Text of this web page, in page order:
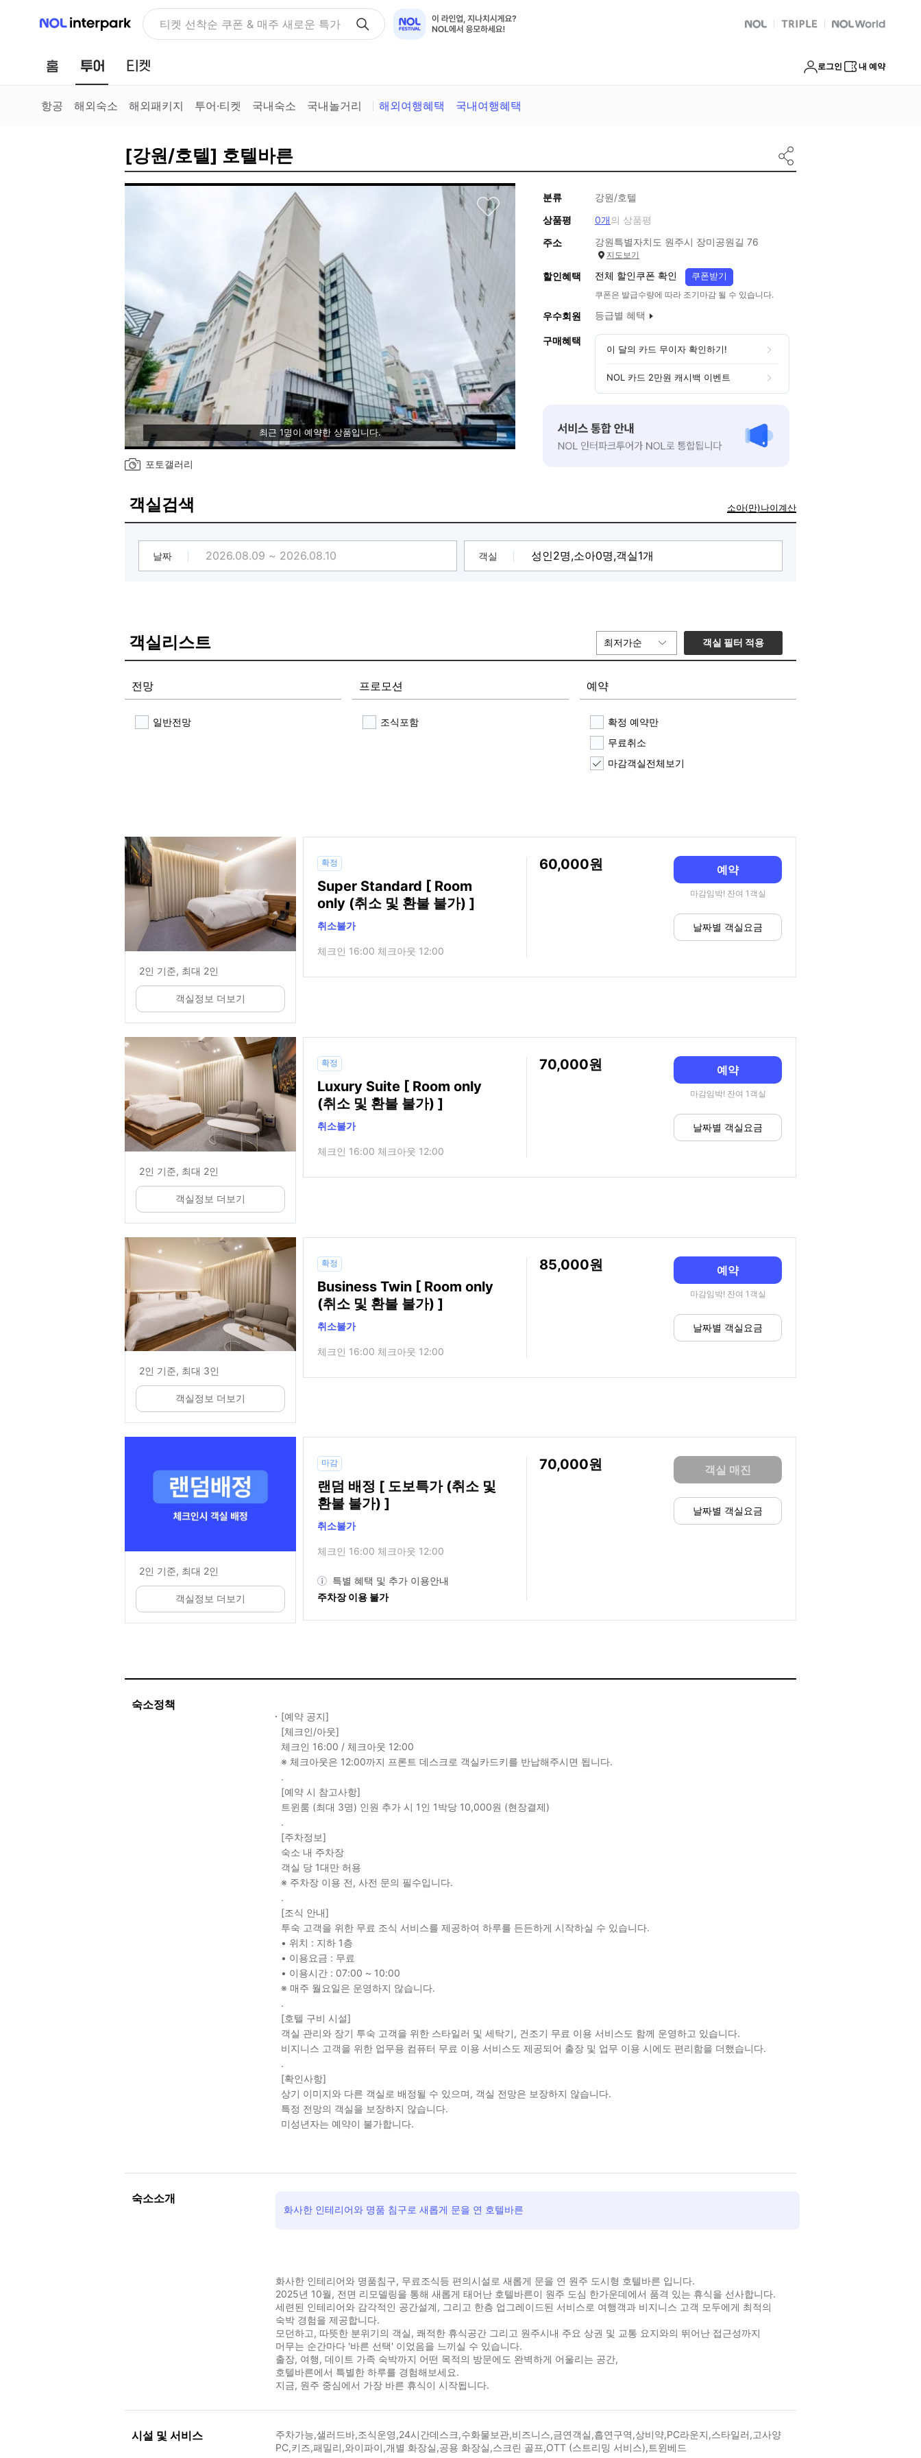
NOL 인터파크 티켓 선착순 쿠폰 & 매주 새로운 특가 NOL 트리플 Global Interpark
홈 투어 로그인 내 예약
항공 해외숙소 해외패키지 투어·티켓 국내숙소 국내놀거리 해외여행혜택 국내여행혜택
[강원/호텔] 호텔바른
최근 1명이 예약한 상품입니다.
포토갤러리
분류
강원/호텔
상품평
0개의 상품평
주소
강원특별자치도 원주시 장미공원길 76
지도보기
할인혜택 전체 할인쿠폰 확인 쿠폰받기
쿠폰은 발급수량에 따라 조기마감 될 수 있습니다.
우수회원 등급별 혜택
구매혜택
이 달의 카드 무이자 확인하기!
NOL 카드 2만원 캐시백 이벤트
객실검색 소아(만)나이계산
날짜 객실
객실리스트 최저가순 객실 필터 적용
전망
일반전망
프로모션
조식포함
예약
확정 예약만
무료취소
마감객실전체보기
2인 기준, 최대 2인
객실정보 더보기
확정
Super Standard [ Room
only (취소 및 환불 불가) ]
취소불가
체크인 16:00 체크아웃 12:00
60,000 예약
마감임박! 잔여 1객실
날짜별 객실요금
2인 기준, 최대 2인
객실정보 더보기
확정
Luxury Suite [ Room only
(취소 및 환불 불가) ]
취소불가
체크인 16:00 체크아웃 12:00
70,000 예약
마감임박! 잔여 1객실
날짜별 객실요금
2인 기준, 최대 3인
객실정보 더보기
확정
Business Twin [ Room only
(취소 및 환불 불가) ]
취소불가
체크인 16:00 체크아웃 12:00
85,000 예약
마감임박! 잔여 1객실
날짜별 객실요금
2인 기준, 최대 2인
객실정보 더보기
마감
랜덤 배정 [ 도보특가 (취소 및
환불 불가) ]
취소불가
체크인 16:00 체크아웃 12:00
특별 혜택 및 추가 이용안내
주차장 이용 불가
70,000 객실 매진
날짜별 객실요금
숙소정책
[예약 공지]
[체크인/아웃]
체크인 16:00 / 체크아웃 12:00
※ 체크아웃은 12:00까지 프론트 데스크로 객실카드키를 반납해주시면 됩니다.
.
[예약 시 참고사항]
트윈룸 (최대 3명) 인원 추가 시 1인 1박당 10,000원 (현장결제)
.
[주차정보]
숙소 내 주차장
객실 당 1대만 허용
※ 주차장 이용 전, 사전 문의 필수입니다.
.
[조식 안내]
투숙 고객을 위한 무료 조식 서비스를 제공하여 하루를 든든하게 시작하실 수 있습니다.
• 위치 : 지하 1층
• 이용요금 : 무료
• 이용시간 : 07:00 ~ 10:00
※ 매주 월요일은 운영하지 않습니다.
.
[호텔 구비 시설]
객실 관리와 장기 투숙 고객을 위한 스타일러 및 세탁기, 건조기 무료 이용 서비스도 함께 운영하고 있습니다.
비지니스 고객을 위한 업무용 컴퓨터 무료 이용 서비스도 제공되어 출장 및 업무 이용 시에도 편리함을 더했습니다.
.
[확인사항]
상기 이미지와 다른 객실로 배정될 수 있으며, 객실 전망은 보장하지 않습니다.
특정 전망의 객실을 보장하지 않습니다.
미성년자는 예약이 불가합니다.
숙소소개
화사한 인테리어와 명품 침구로 새롭게 문을 연 호텔바른
화사한 인테리어와 명품침구, 무료조식등 편의시설로 새롭게 문을 연 원주 도시형 호텔바른 입니다.
2025년 10월, 전면 리모델링을 통해 새롭게 태어난 호텔바른이 원주 도심 한가운데에서 품격 있는 휴식을 선사합니다.
세련된 인테리어와 감각적인 공간설계, 그리고 한층 업그레이드된 서비스로 여행객과 비지니스 고객 모두에게 최적의
숙박 경험을 제공합니다.
모던하고, 따뜻한 분위기의 객실, 쾌적한 휴식공간 그리고 원주시내 주요 상권 및 교통 요지와의 뛰어난 접근성까지
머무는 순간마다 '바른 선택' 이었음을 느끼실 수 있습니다.
출장, 여행, 데이트 가족 숙박까지 어떤 목적의 방문에도 완벽하게 어울리는 공간,
호텔바른에서 특별한 하루를 경험해보세요.
지금, 원주 중심에서 가장 바른 휴식이 시작됩니다.
시설 및 서비스
주차가능,샐러드바,조식운영,24시간데스크,수화물보관,비즈니스,금연객실,흡연구역,상비약,PC라운지,스타일러,고사양
PC,키즈,패밀리,와이파이,개별 화장실,공용 화장실,스크린 골프,OTT (스트리밍 서비스),트윈베드